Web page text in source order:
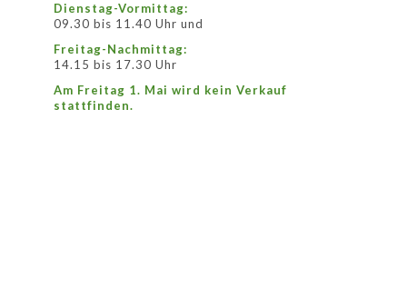
Dienstag-Vormittag:
09.30 bis 11.40 Uhr und
Freitag-Nachmittag:
14.15 bis 17.30 Uhr
Am Freitag 1. Mai wird kein Verkauf
stattfinden.